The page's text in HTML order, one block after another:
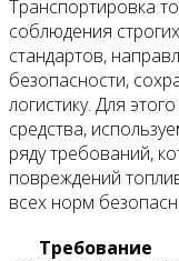
Транспортировка
соблюдения
стандартов,
безопасности,
логистику. Для
средства,
ряду требований,
повреждений
всех норм
Требование